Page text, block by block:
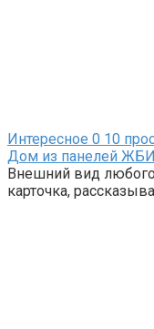
Интересное 0 10
Дом из панелей ЖБИ:
Внешний вид любого
карточка,